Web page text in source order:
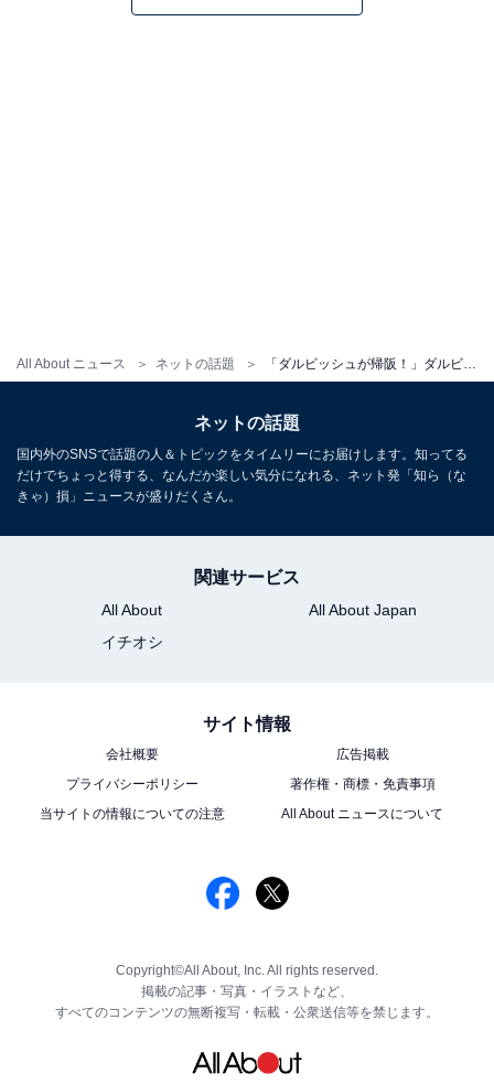
All About ニュース ネットの話題
ネットの話題
国内外のSNSで話題の人＆トピックをタイムリーにお届けします。知ってる
だけでちょっと得する、なんだか楽しい気分になれる、ネット発「知ら（な
きゃ）損」ニュースが盛りだくさん。
関連サービス
All About
All About Japan
イチオシ
サイト情報
会社概要
広告掲載
プライバシーポリシー
著作権・商標・免責事項
当サイトの情報についての注意
All About ニュースについて
Copyright©All About, Inc. All rights reserved.
掲載の記事・写真・イラストなど、
すべてのコンテンツの無断複写・転載・公衆送信等を禁じます。